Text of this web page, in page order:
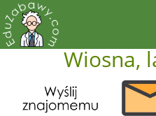
Wiosna,